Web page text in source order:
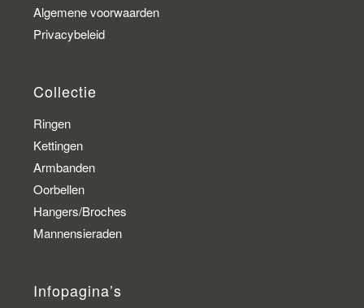
Algemene voorwaarden
Privacybeleid
Collectie
Ringen
Kettingen
Armbanden
Oorbellen
Hangers/Broches
Mannensieraden
Infopagina’s